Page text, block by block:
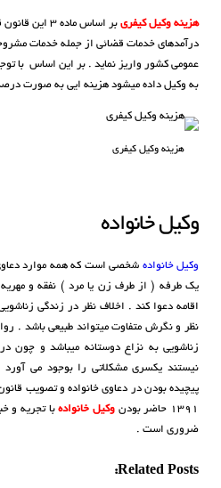
هزینه وکیل کیفری
بر اساس ماده
درآمدهای خدمات قضائی از جمله خدمات
عمومی کشور واریز‌ نماید . بر این اساس با
به وکیل داده میشود هزینه ایی به صورت
هزینه وکیل کیفری
وکیل خانواده
وکیل خانواده شخصی است که همه موارد
یک طرفه ( از طرف زن یا مرد ) نفقه و
اقامه دعوا کند . اخلاف نظر در زندگی
نظر و نگرش متفاوت میتواند طبیعی باشد .
زناشویی به نزاع دوستانه میباشد و چون
نیستند یکسری مشکلاتی را بوجود می
پیچیده بودن در دعاوی خانواده و تصویب
۱۳۹۱ حاضر بودن
وکیل خانوادهبا تجریه و
ضروری است .
Related Posts: